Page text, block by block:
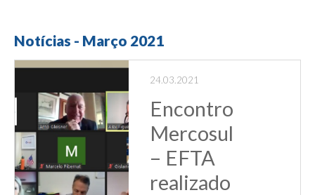
Notícias - Março 2021
24.03.2021
Encontro
Mercosul
– EFTA
realizado